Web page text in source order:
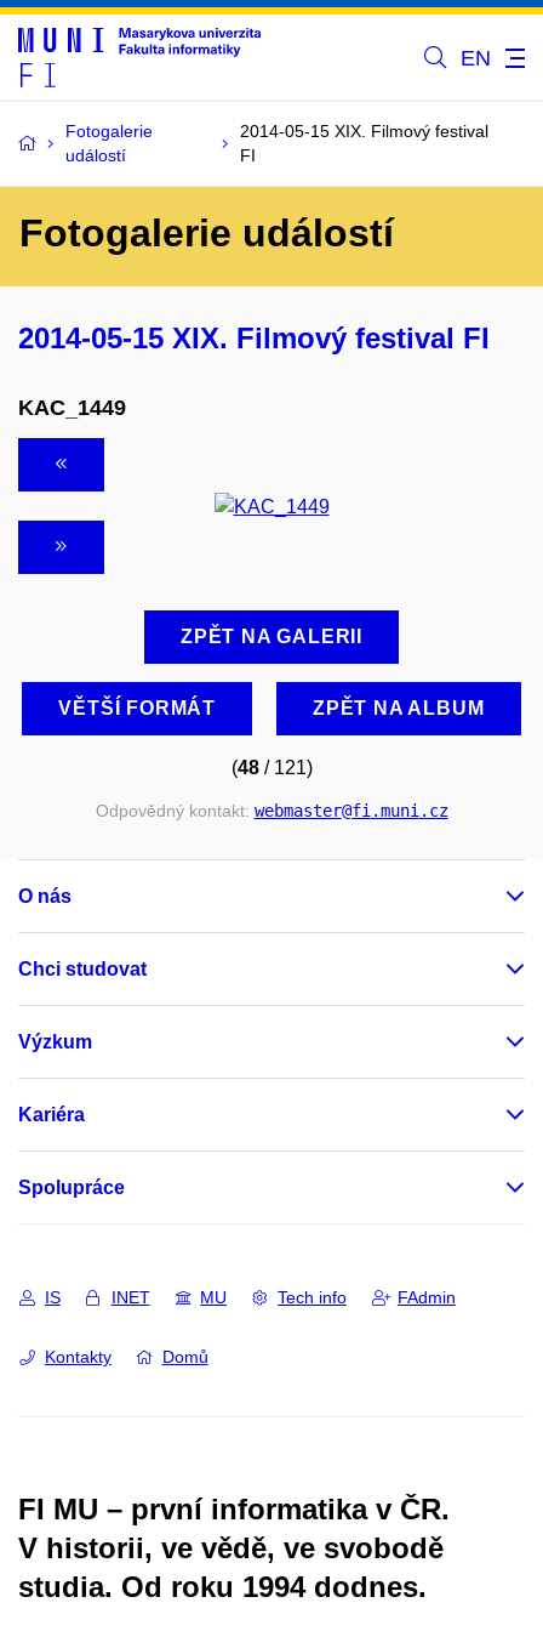
EN
Fotogalerie
událostí
2014-05-15 XIX. Filmový festival
FI
Fotogalerie událostí
2014-05-15 XIX. Filmový festival FI
KAC_1449
ZPĚT NA GALERII
VĚTŠÍ FORMÁT ZPĚT NA ALBUM
(48/ 121)
Odpovědný kontakt: webmaster@fi.muni.cz
O nás
Chci studovat
Výzkum
Kariéra
Spolupráce
IS INET MU Tech info FAdmin
Kontakty Domů
FI MU – první informatika v ČR.
V historii, ve vědě, ve svobodě
studia. Od roku 1994 dodnes.